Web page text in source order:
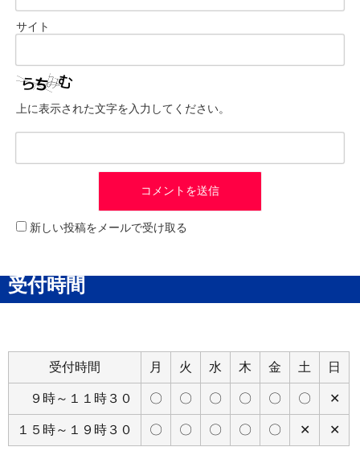
サイト
上に表示された文字を入力してください。
新しい投稿をメールで受け取る
受付時間
受付時間 月 火 水 木 金 土 日
９時～１１時３０ 〇 〇 〇 〇 〇 〇 ✕
１５時～１９時３０ 〇 〇 〇 〇 〇 ✕ ✕